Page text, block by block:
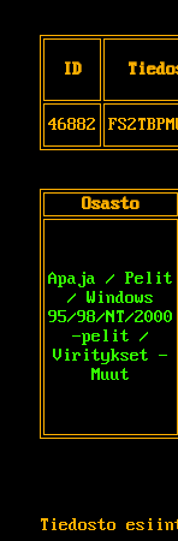
ID
46882
Osasto
Apaja / Pelit
/ Windows
95/98/NT/2000
-pelit /
Viritykset -
Muut
Tiedosto